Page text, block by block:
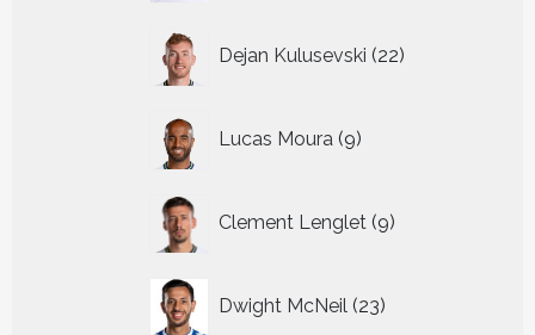
Dejan Kulusevski 22
producten
Lucas Moura 9
producten
Clement Lenglet 9
producten
Dwight McNeil 23
producten